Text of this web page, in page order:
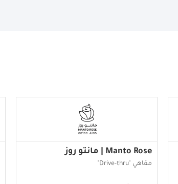
Manto Rose | مانتو روز
مقاهي "Drive-thru"